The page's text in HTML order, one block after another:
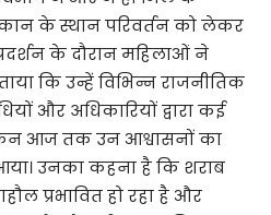
के स्थान परिवर्तन को लेकर
के दौरान महिलाओं ने
कि उन्हें विभिन्न राजनीतिक
और अधिकारियों द्वारा कई
आज तक उन आश्वासनों का
उनका कहना है कि शराब
प्रभावित हो रहा है और